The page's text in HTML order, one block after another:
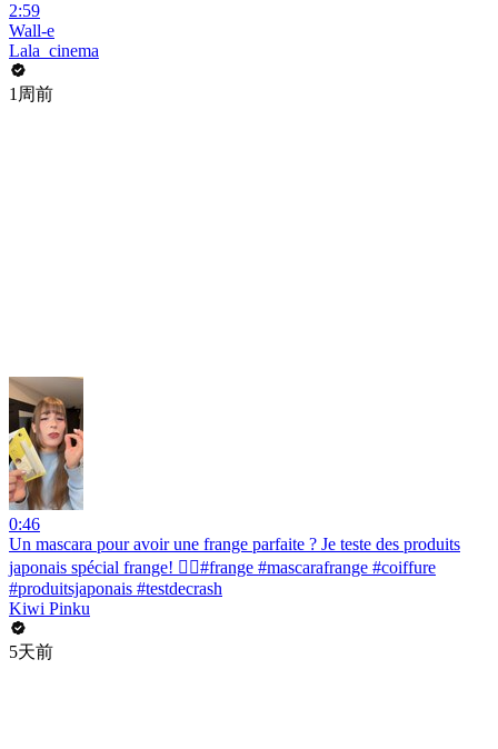
2:59
Wall-e
Lala_cinema
1周前
0:46
Un mascara pour avoir une frange parfaite ? Je teste des produits
japonais spécial frange! 💇‍♀️#frange #mascarafrange #coiffure
#produitsjaponais #testdecrash
Kiwi Pinku
5天前